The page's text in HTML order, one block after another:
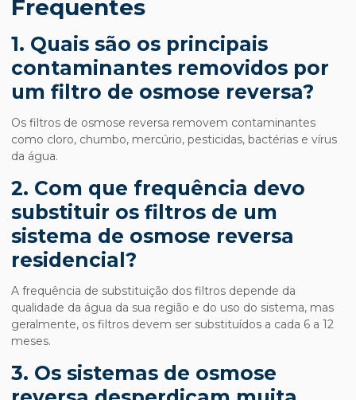
Frequentes
1. Quais são os principais
contaminantes removidos por
um filtro de osmose reversa?
Os filtros de osmose reversa removem contaminantes
como cloro, chumbo, mercúrio, pesticidas, bactérias e vírus
da água.
2. Com que frequência devo
substituir os filtros de um
sistema de osmose reversa
residencial?
A frequência de substituição dos filtros depende da
qualidade da água da sua região e do uso do sistema, mas
geralmente, os filtros devem ser substituídos a cada 6 a 12
meses.
3. Os sistemas de osmose